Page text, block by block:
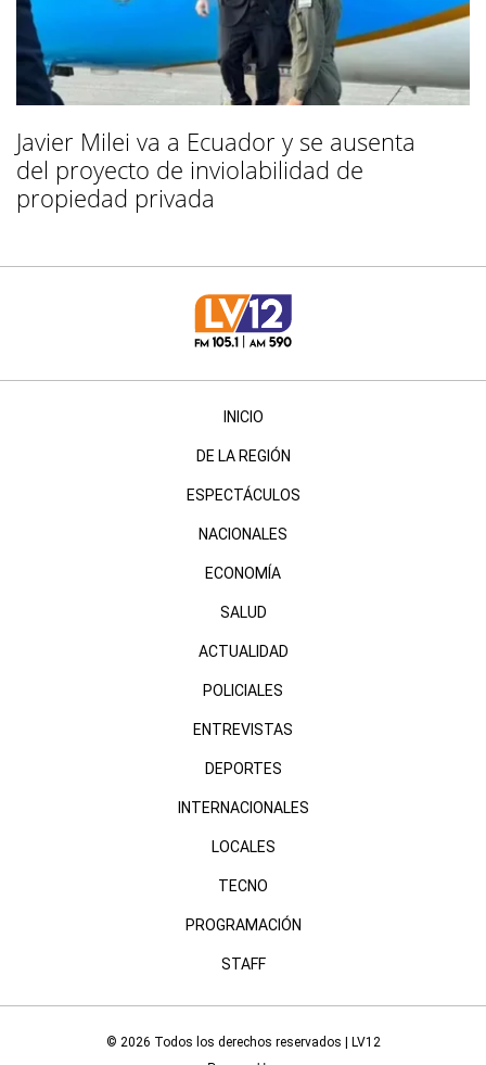
Javier Milei va a Ecuador y se ausenta
del proyecto de inviolabilidad de
propiedad privada
INICIO
DE LA REGIÓN
ESPECTÁCULOS
NACIONALES
ECONOMÍA
SALUD
ACTUALIDAD
POLICIALES
ENTREVISTAS
DEPORTES
INTERNACIONALES
LOCALES
TECNO
PROGRAMACIÓN
STAFF
© 2026 Todos los derechos reservados | LV12